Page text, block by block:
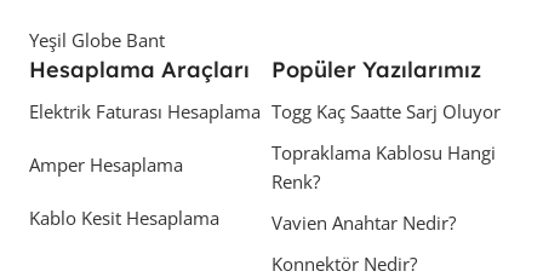
Yeşil Globe Bant
Hesaplama Araçları
Elektrik Faturası Hesaplama
Amper Hesaplama
Kablo Kesit Hesaplama
Popüler Yazılarımız
Togg Kaç Saatte Sarj Oluyor
Topraklama Kablosu Hangi
Renk?
Vavien Anahtar Nedir?
Konnektör Nedir?